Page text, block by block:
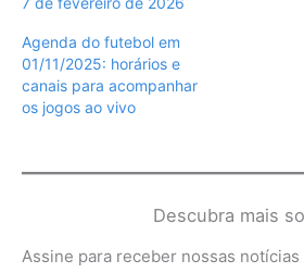
Agenda do futebol em
01/11/2025: horários e
canais para acompanhar
os jogos ao vivo
Descubra mais
Assine para receber nossas